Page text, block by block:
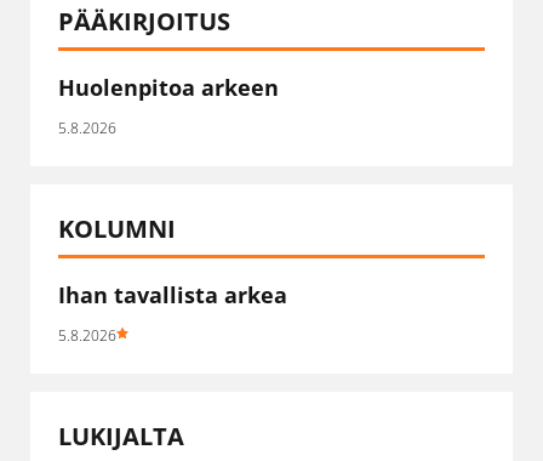
PÄÄKIRJOITUS
Huolenpitoa arkeen
5.8.2026
KOLUMNI
Ihan tavallista arkea
5.8.2026
LUKIJALTA